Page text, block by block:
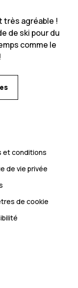
très agréable !
de ski pour du
comme le
et conditions
de vie privée
de cookie